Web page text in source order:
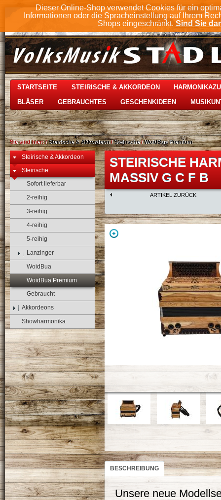
Dieser Online-Shop verwendet Cookies für ein
Informationen oder die Spracheinstellung auf Ihrem
Shops eingeschränkt. Sind Sie
STARTSEITE STEIRISCHE & AKKORDEON
BLÄSER GEBRAUCHTES GESCHENKIDEEN
Sie sind hier:/Steirische & Akkordeon/Steirische/WoidBua Premium
Steirische & Akkordeon
Steirische
Sofort lieferbar
2-reihig
3-reihig
4-reihig
5-reihig
Lanzinger
WoidBua
WoidBua Premium
Gebraucht
Akkordeons
Showharmonika
STEIRISCHE
MASSIV G C F B
ARTIKEL ZURÜCK
BESCHREIBUNG
Unsere neue